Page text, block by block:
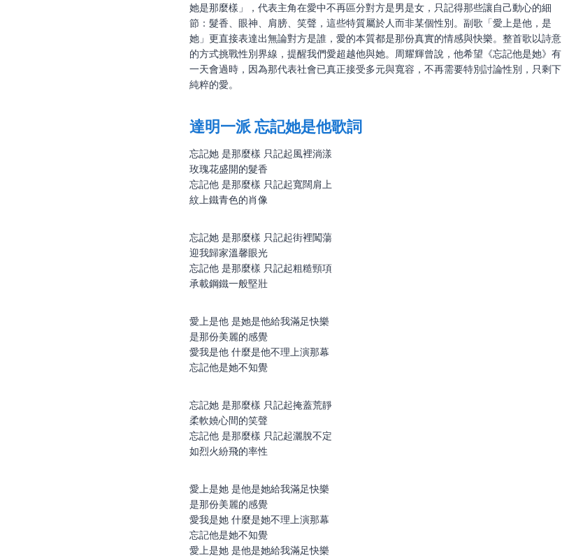
她是那麼樣」，代表主角在愛中不再區分對方是男是女，只記得那些讓自己動心的細
節：髮香、眼神、肩膀、笑聲，這些特質屬於人而非某個性別。副歌「愛上是他，是
她」更直接表達出無論對方是誰，愛的本質都是那份真實的情感與快樂。整首歌以詩意
的方式挑戰性別界線，提醒我們愛超越他與她。周耀輝曾說，他希望《忘記他是她》有
一天會過時，因為那代表社會已真正接受多元與寬容，不再需要特別討論性別，只剩下
純粹的愛。
達明一派 忘記她是他歌詞
忘記她 是那麼樣 只記起風裡淌漾
玫瑰花盛開的髮香
忘記他 是那麼樣 只記起寬闊肩上
紋上鐵青色的肖像
忘記她 是那麼樣 只記起街裡闖蕩
迎我歸家溫馨眼光
忘記他 是那麼樣 只記起粗糙頸項
承載鋼鐵一般堅壯
愛上是他 是她是他給我滿足快樂
是那份美麗的感覺
愛我是他 什麼是他不理上演那幕
忘記他是她不知覺
忘記她 是那麼樣 只記起掩蓋荒靜
柔軟嬈心間的笑聲
忘記他 是那麼樣 只記起灑脫不定
如烈火紛飛的率性
愛上是她 是他是她給我滿足快樂
是那份美麗的感覺
愛我是她 什麼是她不理上演那幕
忘記他是她不知覺
愛上是她 是他是她給我滿足快樂